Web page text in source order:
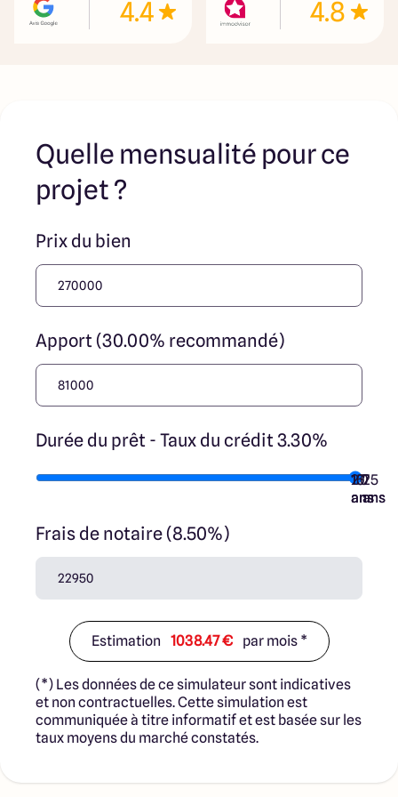
4.4 4.8
Quelle mensualité pour ce
projet ?
Prix du bien
Apport (30.00% recommandé)
Durée du prêt - Taux du crédit 3.30%
7
ans
10
ans
15
ans
20
ans
25
ans
Frais de notaire (8.50%)
Estimation 1038.47 € par mois *
(*) Les données de ce simulateur sont indicatives
et non contractuelles. Cette simulation est
communiquée à titre informatif et est basée sur les
taux moyens du marché constatés.